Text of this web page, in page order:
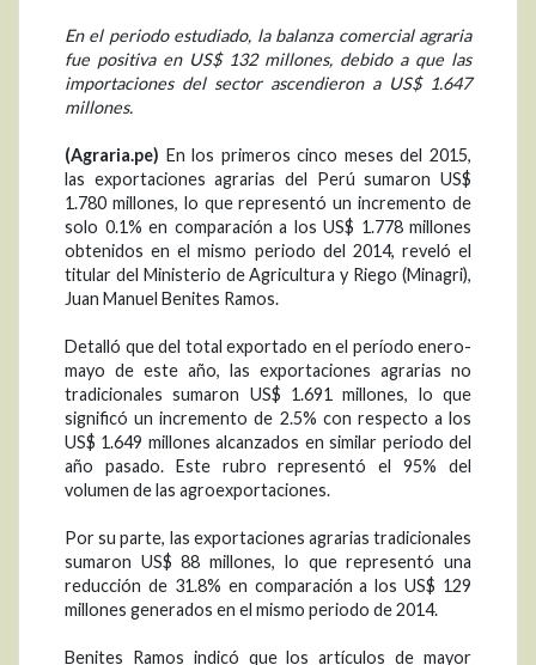
En el periodo estudiado, la balanza comercial agraria
fue positiva en US$ 132 millones, debido a que las
importaciones del sector ascendieron a US$ 1.647
millones.
(Agraria.pe) En los primeros cinco meses del 2015,
las exportaciones agrarias del Perú sumaron US$
1.780 millones, lo que representó un incremento de
solo 0.1% en comparación a los US$ 1.778 millones
obtenidos en el mismo periodo del 2014, reveló el
titular del Ministerio de Agricultura y Riego (Minagri),
Juan Manuel Benites Ramos.
Detalló que del total exportado en el período enero-
mayo de este año, las exportaciones agrarias no
tradicionales sumaron US$ 1.691 millones, lo que
significó un incremento de 2.5% con respecto a los
US$ 1.649 millones alcanzados en similar periodo del
año pasado. Este rubro representó el 95% del
volumen de las agroexportaciones.
Por su parte, las exportaciones agrarias tradicionales
sumaron US$ 88 millones, lo que representó una
reducción de 31.8% en comparación a los US$ 129
millones generados en el mismo periodo de 2014.
Benites Ramos indicó que los artículos de mayor